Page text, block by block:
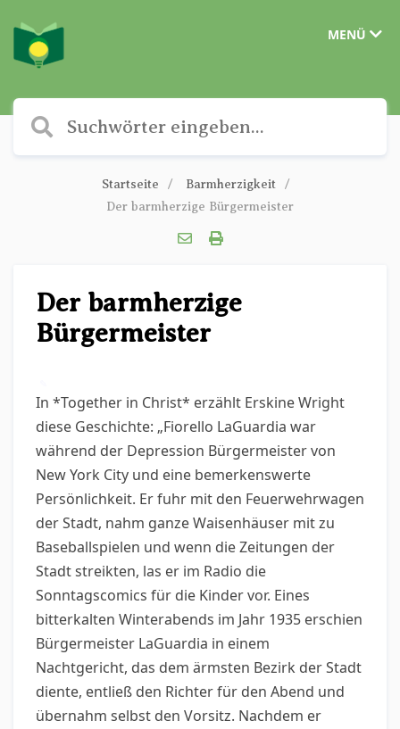
MENÜ
Startseite
Barmherzigkeit
Der barmherzige Bürgermeister
Der barmherzige
Bürgermeister
In *Together in Christ* erzählt Erskine Wright
diese Geschichte: „Fiorello LaGuardia war
während der Depression Bürgermeister von
New York City und eine bemerkenswerte
Persönlichkeit. Er fuhr mit den Feuerwehrwagen
der Stadt, nahm ganze Waisenhäuser mit zu
Baseballspielen und wenn die Zeitungen der
Stadt streikten, las er im Radio die
Sonntagscomics für die Kinder vor. Eines
bitterkalten Winterabends im Jahr 1935 erschien
Bürgermeister LaGuardia in einem
Nachtgericht, das dem ärmsten Bezirk der Stadt
diente, entließ den Richter für den Abend und
übernahm selbst den Vorsitz. Nachdem er